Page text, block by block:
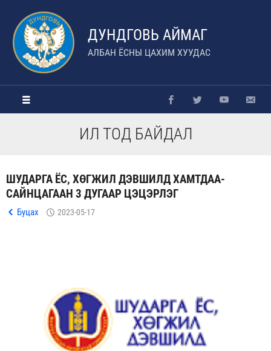
ДУНДГОВЬ АЙМАГ
АЛБАН ЁСНЫ ЦАХИМ ХУУДАС
ИЛ ТОД БАЙДАЛ
ШУДАРГА ЁС, ХӨГЖИЛ ДЭВШИЛД ХАМТДАА-
САЙНЦАГААН 3 ДУГААР ЦЭЦЭРЛЭГ
Буцах 2023-05-17